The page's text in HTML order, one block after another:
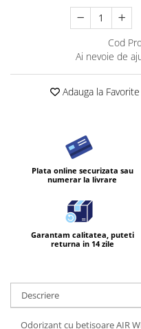
Diverse produse de uz casnic
Servetele Umede
Ingrijire Personala
Ingrijirea corpului
Deo Incaltaminte
Ingrijire intima
Lotiune de corp
Cod
Ai nevoie de
Adauga la Favorite
Plata online securizata sau
numerar la livrare
Garantam calitatea, puteti
returna in 14 zile
Descriere
Odorizant cu betisoare AIR